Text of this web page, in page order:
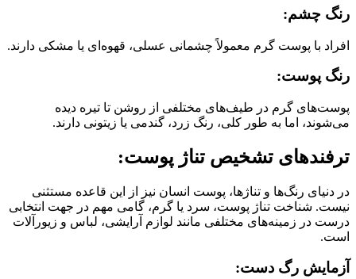
رنگ چشم:
افراد با پوست گرم معمولاً چشمانی عسلی، قهوه‌ای یا مشکی دارند.
رنگ پوست:
پوست‌های گرم در طیف‌های مختلفی از روشن تا تیره دیده
می‌شوند، اما به طور کلی، رنگ زرد، گندمی یا زیتونی دارند.
ترفندهای تشخیص تناژ پوست:
در دنیای رنگ‌ها و تناژها، پوست انسان نیز از این قاعده مستثنی
نیست. شناخت تناژ پوست، سرد یا گرم، گامی مهم در جهت انتخابی
درست در زمینه‌های مختلفی مانند لوازم آرایشی، لباس و زیورآلات
است.
آزمایش رگ دست: